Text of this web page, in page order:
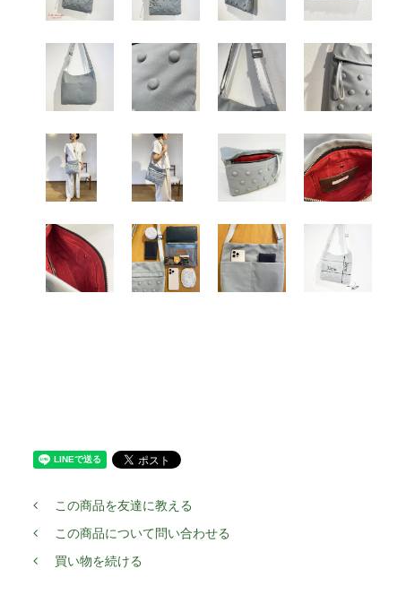
この商品を友達に教える
この商品について問い合わせる
買い物を続ける